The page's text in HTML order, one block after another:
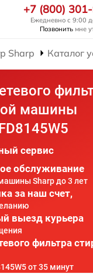
+7 (800)
Ежедневно с 9:00
Позвонить мне
Sharp Каталог
машины
сервис
обслуживание
Sharp до 3 лет
за наш счет,
выезд курьера
фильтра
от 35 минут